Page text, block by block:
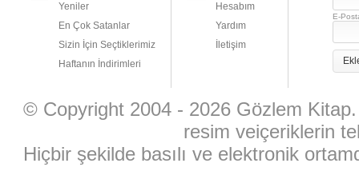
Yeniler
En Çok Satanlar
Sizin İçin Seçtiklerimiz
Haftanın İndirimleri
Hesabım
Yardım
İletişim
E-
© Copyright 2004 - 2026 Gözlem
resim veiçeriklerin
Hiçbir şekilde basılı ve elektronik